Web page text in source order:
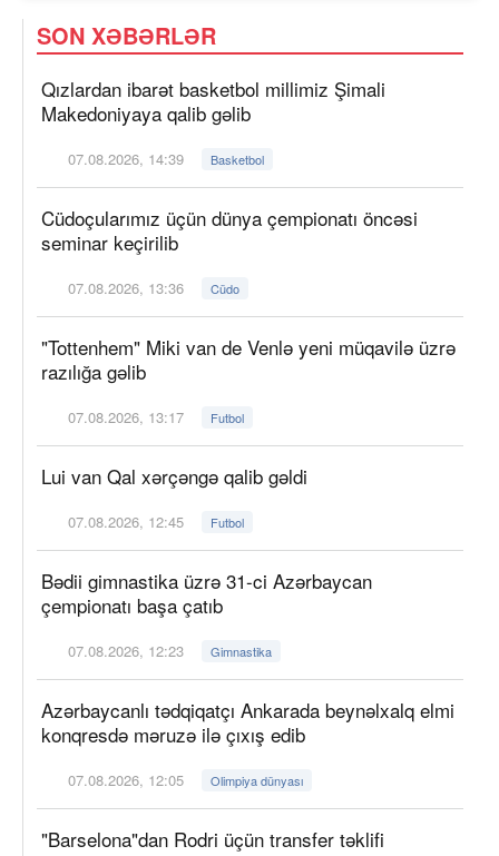
SON XƏBƏRLƏR
Qızlardan ibarət basketbol millimiz Şimali
Makedoniyaya qalib gəlib
07.08.2026, 14:39 Basketbol
Cüdoçularımız üçün dünya çempionatı öncəsi
seminar keçirilib
07.08.2026, 13:36 Cüdo
"Tottenhem" Miki van de Venlə yeni müqavilə üzrə
razılığa gəlib
07.08.2026, 13:17 Futbol
Lui van Qal xərçəngə qalib gəldi
07.08.2026, 12:45 Futbol
Bədii gimnastika üzrə 31-ci Azərbaycan
çempionatı başa çatıb
07.08.2026, 12:23 Gimnastika
Azərbaycanlı tədqiqatçı Ankarada beynəlxalq elmi
konqresdə məruzə ilə çıxış edib
07.08.2026, 12:05 Olimpiya dünyası
"Barselona"dan Rodri üçün transfer təklifi